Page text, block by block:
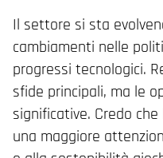
Il settore si sta
cambiamenti nelle
progressi tecnologici.
sfide principali, ma le
significative. Credo
una maggiore